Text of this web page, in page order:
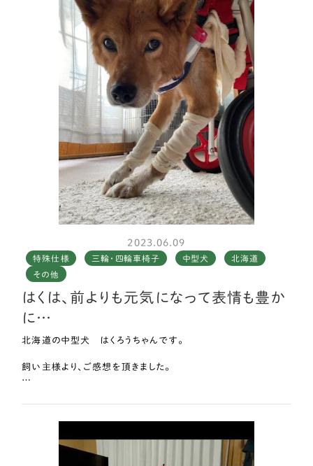
後ろ足の6回の手術を乗り越え、これからまた楽しくという矢先に
股関節骨頭の骨折、しかも、手術不能となり、本人も元気を無くし
別の犬になってしまったようでした。
大好きな雪に飛び込めないのは少し不満のようですが、こんな
にも楽しくお散歩出来るようになるとは夢にも思っていませんでし
家族一同本当に感謝しております。
本人も明るさを取り戻し明るい表情が出来るようになったので動
画と合わせて、最高の笑顔の写真もご送付致します。
2023.06.09
特殊仕様 三輪・四輪車椅子 中型犬
北海道
その他
はくは、前よりも元気になって表情も豊か
に…
北海道の中型犬 はくろうちゃんです。
飼い主様より、ご感想を頂きました。
に歩けるようになり、ぐるぐる回る事も慣れてきました
食事は車椅子にのりながら上手に食べています